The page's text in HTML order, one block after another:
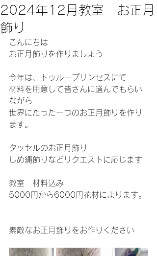
2024年12月教室 お正月
飾り
こんにちは
お正月飾りを作りましょう
今年は、トゥループリンセスにて
材料を用意して皆さんに選んでもらい
ながら
世界にたった一つのお正月飾りを作り
ます。
タッセルのお正月飾り
しめ縄飾りなどリクエストに応じます
教室　材料込み
5000円から6000円花材によります。
素敵なお正月飾りをお作りください